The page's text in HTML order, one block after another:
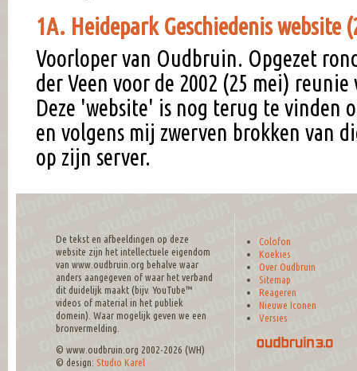
1A. Heidepark Geschiedenis website
Voorloper van Oudbruin. Opgezet
der Veen voor de 2002 (25 mei)
Deze 'website' is nog terug te vinden
en volgens mij zwerven brokken van
op zijn server.
De tekst en afbeeldingen op deze
website zijn het intellectuele eigendom
van www.oudbruin.org behalve waar
anders aangegeven of waar het verband
dit duidelijk maakt (bijv. YouTube™
videos of material in het publiek
domein). Waar mogelijk geven we een
bronvermelding.
© www.oudbruin.org 2002-2026 (WH)
© design: Studio Karel
Colofon
Koekies
Over Oudbruin
Sitemap
Reageren
Nieuwe Iconen
Versies